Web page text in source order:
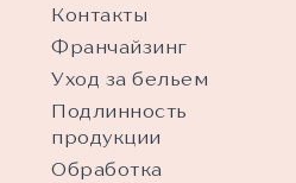
Контакты
Франчайзинг
Уход за бельем
Подлинность
продукции
Обработка